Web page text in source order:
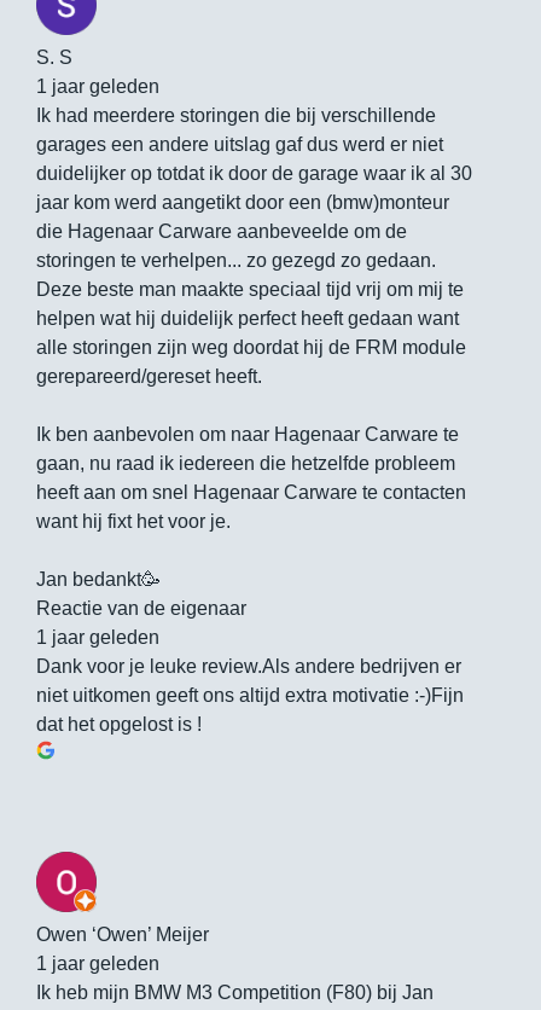
S. S
1 jaar geleden
Ik had meerdere storingen die bij verschillende
garages een andere uitslag gaf dus werd er niet
duidelijker op totdat ik door de garage waar ik al 30
jaar kom werd aangetikt door een (bmw)monteur
die Hagenaar Carware aanbeveelde om de
storingen te verhelpen... zo gezegd zo gedaan.
Deze beste man maakte speciaal tijd vrij om mij te
helpen wat hij duidelijk perfect heeft gedaan want
alle storingen zijn weg doordat hij de FRM module
gerepareerd/gereset heeft.
Ik ben aanbevolen om naar Hagenaar Carware te
gaan, nu raad ik iedereen die hetzelfde probleem
heeft aan om snel Hagenaar Carware te contacten
want hij fixt het voor je.
Jan bedankt🥳
Reactie van de eigenaar
1 jaar geleden
Dank voor je leuke review.Als andere bedrijven er
niet uitkomen geeft ons altijd extra motivatie :-)Fijn
dat het opgelost is !
Owen ‘Owen’ Meijer
1 jaar geleden
Ik heb mijn BMW M3 Competition (F80) bij Jan